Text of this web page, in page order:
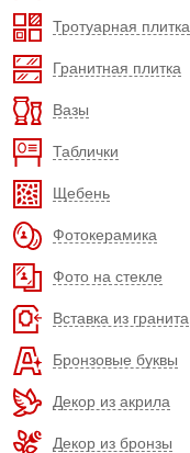
Тротуарная плитка
Гранитная плитка
Вазы
Таблички
Щебень
Фотокерамика
Фото на стекле
Вставка из гранита
Бронзовые буквы
Декор из акрила
Декор из бронзы